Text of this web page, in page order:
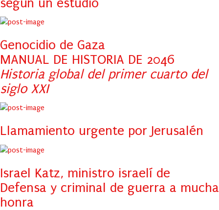
según un estudio
Genocidio de Gaza
MANUAL DE HISTORIA DE 2046
Historia global del primer cuarto del
siglo XXI
Llamamiento urgente por Jerusalén
Israel Katz, ministro israelí de
Defensa y criminal de guerra a mucha
honra